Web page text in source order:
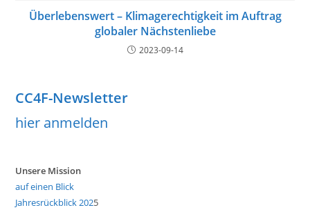
Überlebenswert – Klimagerechtigkeit im Auftrag
globaler Nächstenliebe
2023-09-14
CC4F-Newsletter
hier anmelden
Unsere Mission
auf einen Blick
Jahresrückblick 2025